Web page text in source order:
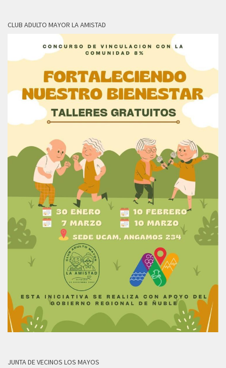
CLUB ADULTO MAYOR LA AMISTAD
JUNTA DE VECINOS LOS MAYOS